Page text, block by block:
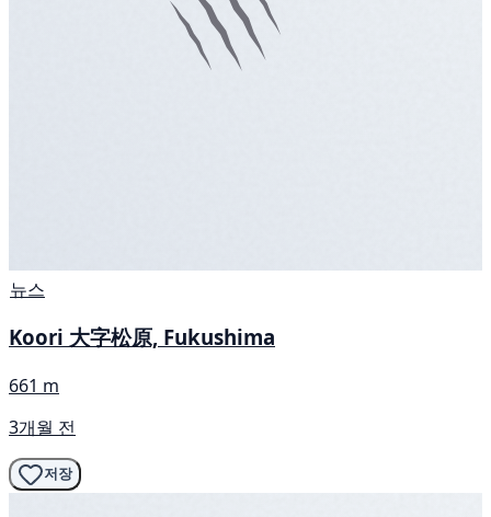
뉴스
Koori 大字松原, Fukushima
661 m
3개월 전
저장